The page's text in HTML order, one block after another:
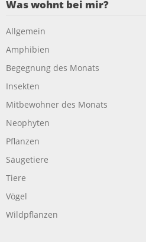
Was wohnt bei mir?
Allgemein
Amphibien
Begegnung des Monats
Insekten
Mitbewohner des Monats
Neophyten
Pflanzen
Säugetiere
Tiere
Vögel
Wildpflanzen